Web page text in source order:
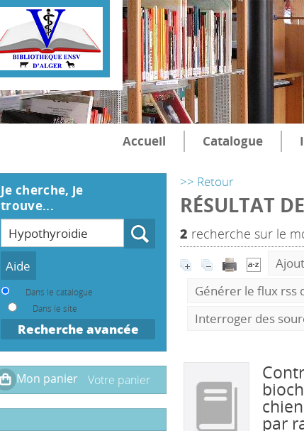
Accueil Catalogue
>> Retour
RÉSULTAT
2 recherche sur le
Générer le flux rss
Interroger des
par
Je cherche, je
trouve...
Recherche
Dans le catalogue
Dans le site
Recherche avancée